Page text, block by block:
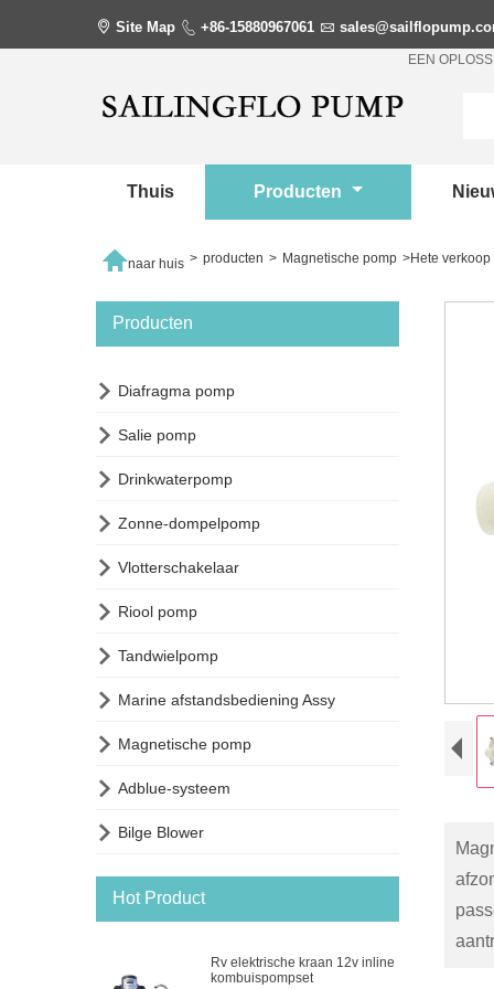
 Site Map  +86-15880967061 
EEN
Thuis Producten
naar huis > producten > Magnetische pomp >Hete
Producten
 Diafragma pomp
 Salie pomp
 Drinkwaterpomp
 Zonne-dompelpomp
 Vlotterschakelaar
 Riool pomp
 Tandwielpomp
 Marine afstandsbediening Assy
 Magnetische pomp
 Adblue-systeem
 Bilge Blower
Hot Product
Rv elektrische kraan 12v inline
kombuispompset